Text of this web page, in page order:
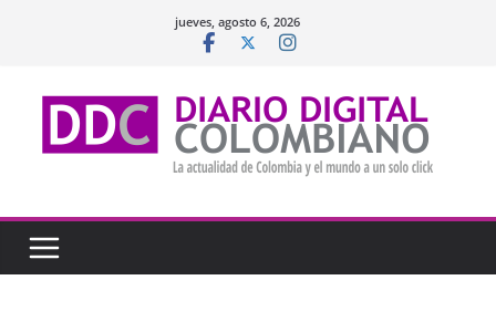
jueves, agosto 6, 2026